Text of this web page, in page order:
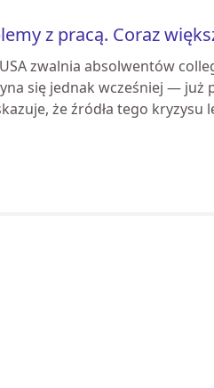
z pracą. Coraz
zwalnia absolwentów
się jednak wcześniej — już
że źródła tego kryzysu